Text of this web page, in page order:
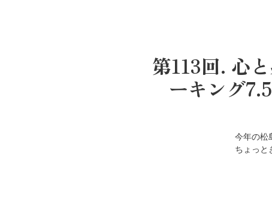
第113回. 心
ーキング
今年の松
ちょっと